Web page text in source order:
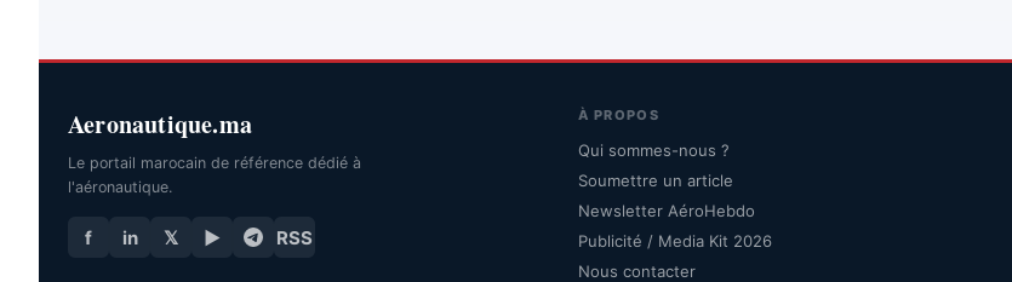
Aeronautique.ma
Le portail marocain de référence dédié à
l'aéronautique.
f in 𝕏 ▶ RSS
À PROPOS
Qui sommes-nous ?
Soumettre un article
Newsletter AéroHebdo
Publicité / Media Kit 2026
Nous contacter